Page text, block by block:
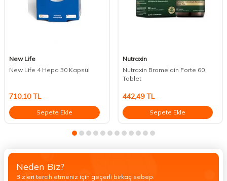
New Life
New Life 4 Hepa 30 Kapsül
710,10TL
Sepete Ekle
Nutraxin
Nutraxin Bromelain Forte 60
Tablet
442,49TL
Sepete Ekle
Neden Biz?
Bizleri tercih etmeniz için geçerli birkaç sebep.